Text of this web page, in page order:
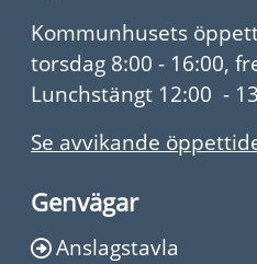
Kommunhusets
torsdag 8:00 - 16:00,
Lunchstängt 12:00 -
Se avvikande
Genvägar
Anslagstavla